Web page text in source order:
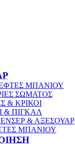
ΜΠΑΝΙΟΥ
ΣΩΜΑΤΟΣ
& ΚΡΙΚΟΙ
& ΠΙΓΚΑΛ
& ΑΞΕΣΟΥΑΡ
ΜΠΑΝΙΟΥ